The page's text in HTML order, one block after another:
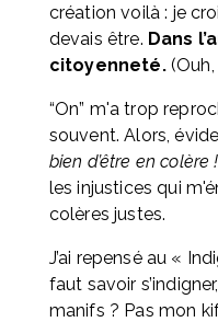
création voilà : je
devais être. Dans
citoyenneté. (Ouh,
“On” m'a trop
souvent. Alors,
bien d’être en colère
les injustices qui
colères justes.
J’ai repensé au «
faut savoir
manifs ? Pas mon